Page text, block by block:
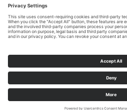
Cookie-